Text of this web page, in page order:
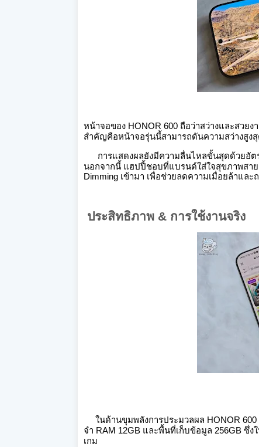
หน้าจอของ HONOR 600 ถือว่าสว่างและสวย
สำคัญคือหน้าจอรุ่นนี้สามารถดันความสว่างสูง
การแสดงผลยังมีความลื่นไหลขั้นสุดด้วยอัตร
นอกจากนี้ แฮปปี้ชอบที่แบรนด์ใส่ใจสุขภาพสาย
Dimming เข้ามา เพื่อช่วยลดความเมื่อยล้าแล
ประสิทธิภาพ & การใช้งานจริง
ในด้านขุมพลังการประมวลผล HONOR 600
จำ RAM 12GB และพื้นที่เก็บข้อมูล 256GB ซึ่ง
เกม